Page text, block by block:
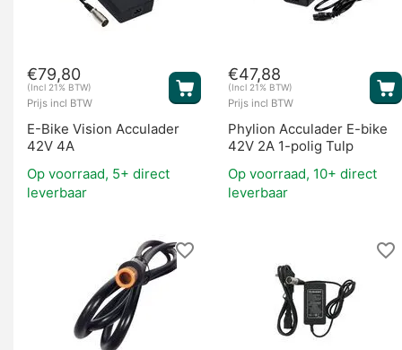
€79,80
(Incl 21% BTW)
Prijs incl BTW
E-Bike Vision Acculader
42V 4A
Op voorraad, 5+ direct
leverbaar
€47,88
(Incl 21% BTW)
Prijs incl BTW
Phylion Acculader E-bike
42V 2A 1-polig Tulp
Op voorraad, 10+ direct
leverbaar